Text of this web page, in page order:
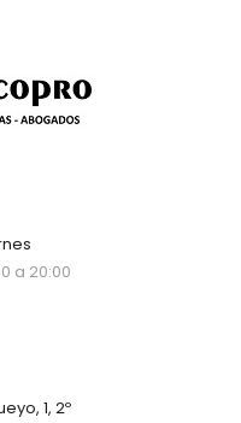
a 20:00
1, 2º